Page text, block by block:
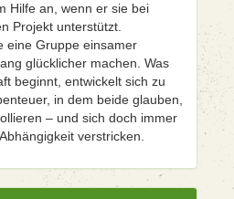
Hilfe an, wenn er sie bei
Projekt unterstützt.
eine Gruppe einsamer
glücklicher machen. Was
beginnt, entwickelt sich zu
in dem beide glauben,
– und sich doch immer
verstricken.